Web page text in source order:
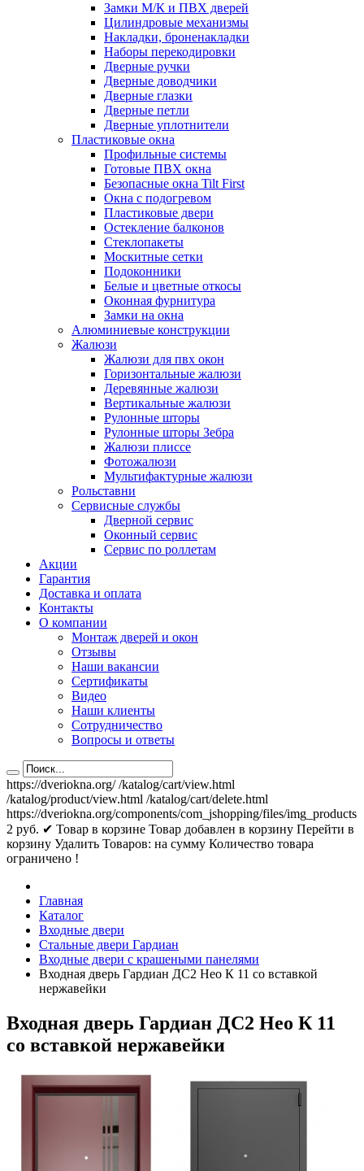
Замки М/К и ПВХ дверей
Цилиндровые механизмы
Накладки, броненакладки
Наборы перекодировки
Дверные ручки
Дверные доводчики
Дверные глазки
Дверные петли
Дверные уплотнители
Пластиковые окна
Профильные системы
Готовые ПВХ окна
Безопасные окна Tilt First
Окна с подогревом
Пластиковые двери
Остекление балконов
Стеклопакеты
Москитные сетки
Подоконники
Белые и цветные откосы
Оконная фурнитура
Замки на окна
Алюминиевые конструкции
Жалюзи
Жалюзи для пвх окон
Горизонтальные жалюзи
Деревянные жалюзи
Вертикальные жалюзи
Рулонные шторы
Рулонные шторы Зебра
Жалюзи плиссе
Фотожалюзи
Мультифактурные жалюзи
Рольставни
Сервисные службы
Дверной сервис
Оконный сервис
Сервис по роллетам
Акции
Гарантия
Доставка и оплата
Контакты
О компании
Монтаж дверей и окон
Отзывы
Наши вакансии
Сертификаты
Видео
Наши клиенты
Сотрудничество
Вопросы и ответы
https://dveriokna.org/ /katalog/cart/view.html
/katalog/product/view.html /katalog/cart/delete.html
https://dveriokna.org/components/com_jshopping/files/img_products
2 руб. ✔ Товар в корзине Товар добавлен в корзину Перейти в
корзину Удалить Товаров: на сумму Количество товара
ограничено !
Главная
Каталог
Входные двери
Стальные двери Гардиан
Входные двери с крашеными панелями
Входная дверь Гардиан ДС2 Нео К 11 со вставкой
нержавейки
Входная дверь Гардиан ДС2 Нео К 11
со вставкой нержавейки